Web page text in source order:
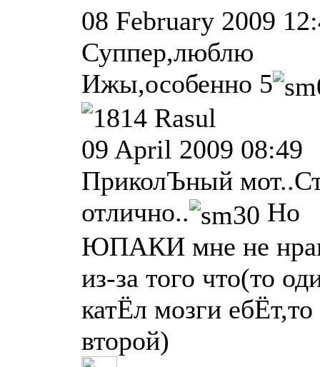
08 February 2009
Суппер,люблю
Ижы,особенно 5
Rasul
09 April 2009 08:49
ПриколЪный
отлично..
Но
ЮПАКИ мне не
из-за того что(то
катЁл мозги ебЁт,то
второй)